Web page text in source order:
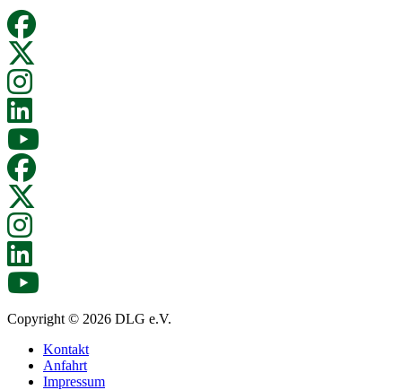
Copyright © 2026 DLG e.V.
Kontakt
Anfahrt
Impressum